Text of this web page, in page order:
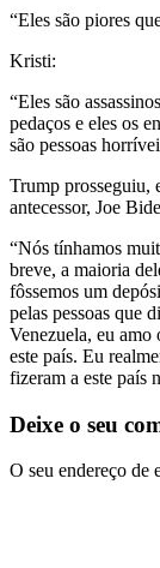
“Eles são piores
Kristi:
“Eles são
pedaços e eles os
são pessoas
Trump prosseguiu,
antecessor, Joe
“Nós tínhamos
breve, a maioria
fôssemos um
pelas pessoas que
Venezuela, eu amo
este país. Eu
fizeram a este país
Deixe o seu
O seu endereço de